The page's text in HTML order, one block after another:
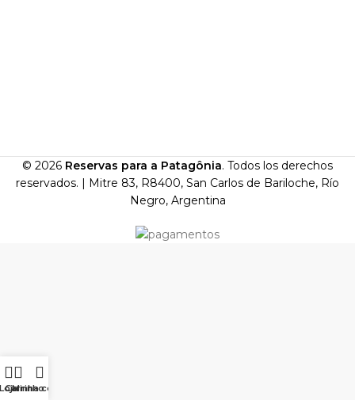
© 2026 Reservas para a Patagônia. Todos los derechos
reservados. | Mitre 83, R8400, San Carlos de Bariloche, Río
Negro, Argentina
Loja
Carrinho
Minha conta